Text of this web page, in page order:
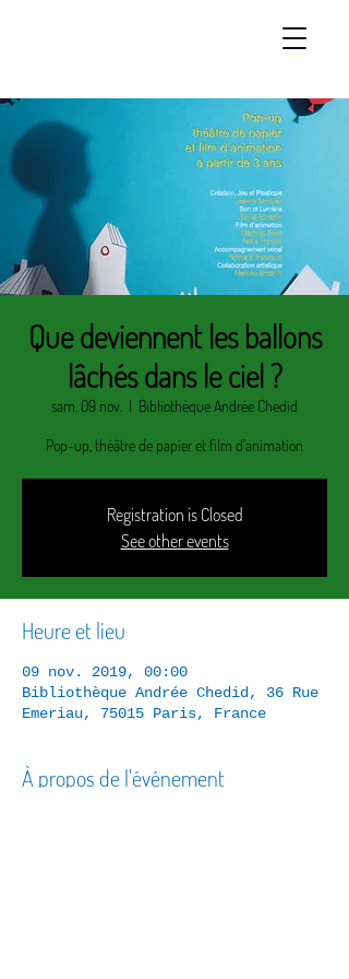
Que deviennent les ballons
lâchés dans le ciel ?
sam. 09 nov.
  |
Bibliothèque Andrée Chedid
Pop-up, théâtre de papier et film d’animation
Registration is Closed
See other events
Heure et lieu
09 nov. 2019, 00:00
Bibliothèque Andrée Chedid, 36 Rue
Emeriau, 75015 Paris, France
À propos de l'événement